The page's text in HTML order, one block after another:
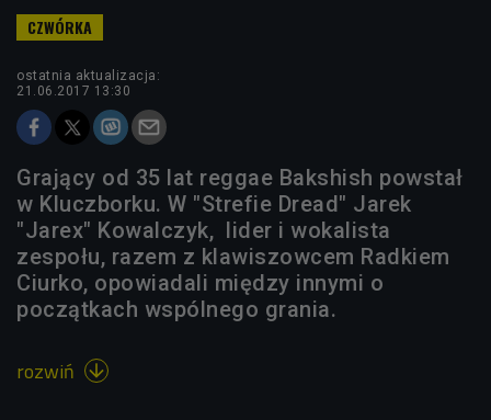
ostatnia aktualizacja:
21.06.2017 13:30
Grający od 35 lat reggae Bakshish powstał
w Kluczborku. W "Strefie Dread" Jarek
"Jarex" Kowalczyk, lider i wokalista
zespołu, razem z klawiszowcem Radkiem
Ciurko, opowiadali między innymi o
początkach wspólnego grania.
rozwiń 